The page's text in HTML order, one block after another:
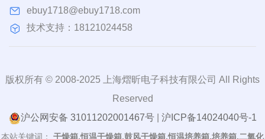
ebuy1718@ebuy1718.com
技术支持：18121024458
版权所有 © 2008-2025 上海熠昕电子科技有限公司 All Rights
Reserved
沪公网安备 31011202001467号| 沪ICP备14024040号-1
本站关键词： 干燥箱,恒温干燥箱,鼓风干燥箱,恒温培养箱,培养箱,二氧化